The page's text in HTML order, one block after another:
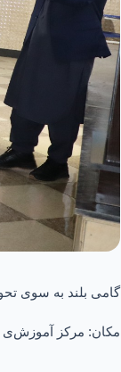
گامی بلند به سوی
مکان: مرکز آموزش‌ی